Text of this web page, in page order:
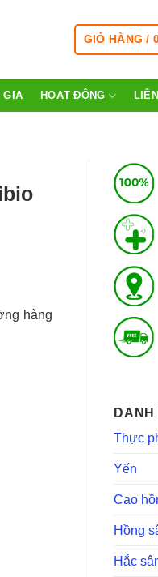
GIỎ HÀNG /
GIA HOẠT ĐỘNG
Thực
Yến
Cao
Hồng
Hắc
hàng